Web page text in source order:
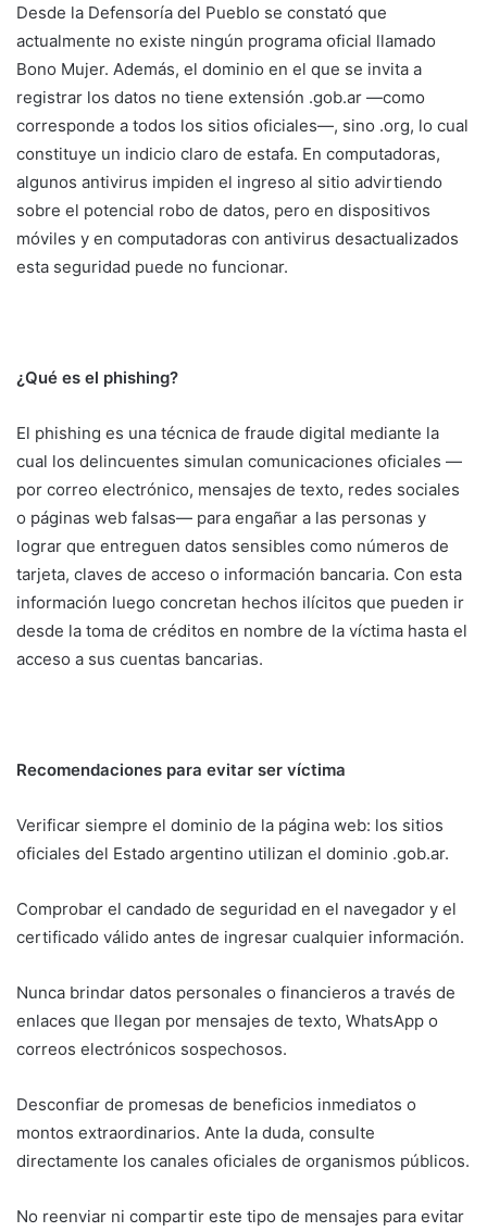
Desde la Defensoría del Pueblo se constató que
actualmente no existe ningún programa oficial llamado
Bono Mujer. Además, el dominio en el que se invita a
registrar los datos no tiene extensión .gob.ar —como
corresponde a todos los sitios oficiales—, sino .org, lo cual
constituye un indicio claro de estafa. En computadoras,
algunos antivirus impiden el ingreso al sitio advirtiendo
sobre el potencial robo de datos, pero en dispositivos
móviles y en computadoras con antivirus desactualizados
esta seguridad puede no funcionar.
¿Qué es el phishing?
El phishing es una técnica de fraude digital mediante la
cual los delincuentes simulan comunicaciones oficiales —
por correo electrónico, mensajes de texto, redes sociales
o páginas web falsas— para engañar a las personas y
lograr que entreguen datos sensibles como números de
tarjeta, claves de acceso o información bancaria. Con esta
información luego concretan hechos ilícitos que pueden ir
desde la toma de créditos en nombre de la víctima hasta el
acceso a sus cuentas bancarias.
Recomendaciones para evitar ser víctima
Verificar siempre el dominio de la página web: los sitios
oficiales del Estado argentino utilizan el dominio .gob.ar.
Comprobar el candado de seguridad en el navegador y el
certificado válido antes de ingresar cualquier información.
Nunca brindar datos personales o financieros a través de
enlaces que llegan por mensajes de texto, WhatsApp o
correos electrónicos sospechosos.
Desconfiar de promesas de beneficios inmediatos o
montos extraordinarios. Ante la duda, consulte
directamente los canales oficiales de organismos públicos.
No reenviar ni compartir este tipo de mensajes para evitar